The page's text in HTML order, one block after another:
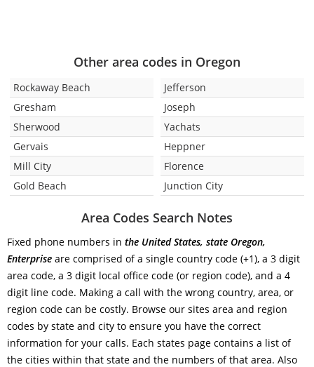
Other area codes in Oregon
Rockaway Beach
Gresham
Sherwood
Gervais
Mill City
Gold Beach
Jefferson
Joseph
Yachats
Heppner
Florence
Junction City
Area Codes Search Notes
Fixed phone numbers in the United States, state Oregon,
Enterprise are comprised of a single country code (+1), a 3 digit
area code, a 3 digit local office code (or region code), and a 4
digit line code. Making a call with the wrong country, area, or
region code can be costly. Browse our sites area and region
codes by state and city to ensure you have the correct
information for your calls. Each states page contains a list of
the cities within that state and the numbers of that area. Also